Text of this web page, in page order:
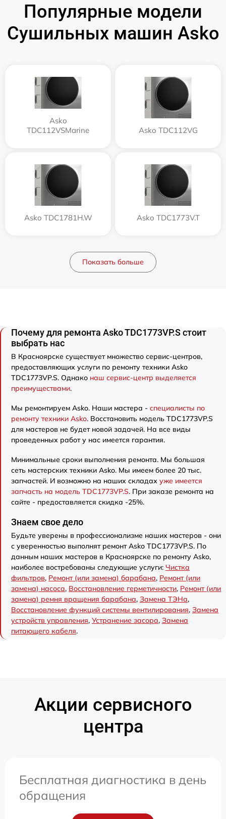
Популярные модели
Сушильных машин Asko
Asko
TDC112VSMarine
Asko TDC112VG
Asko TDC1781H.W Asko TDC1773V.T
Показать больше
Почему для ремонта Asko TDC1773VP.S стоит
выбрать нас
В Красноярске существует множество сервис-центров,
предоставляющих услуги по ремонту техники Asko
TDC1773VP.S. Однако наш сервис-центр выделяется
преимуществами.
Мы ремонтируем Asko. Наши мастера - специалисты по
ремонту техники Asko. Восстановить модель TDC1773VP.S
для мастеров не будет новой задачей. На все виды
проведенных работ у нас имеется гарантия.
Минимальные сроки выполнения ремонта. Мы большая
сеть мастерских техники Asko. Мы имеем более 20 тыс.
запчастей. И возможно на наших складах уже имеется
запчасть на модель TDC1773VP.S. При заказе ремонта на
сайте - предоставляется скидка -25%.
Знаем свое дело
Будьте уверены в профессионализме наших мастеров - они
с уверенностью выполнят ремонт Asko TDC1773VP.S. По
данным наших мастеров в Красноярске по ремонту Asko,
наиболее востребованы следующие услуги: Чистка
фильтров, Ремонт (или замена) барабана, Ремонт (или
замена) насоса, Восстановление герметичности, Ремонт (или
замена) ремня вращения барабана, Замена ТЭНа,
Восстановление функций системы вентилирования, Замена
устройств управления, Устранение засора, Замена
питающего кабеля.
Акции сервисного
центра
Бесплатная диагностика в день
обращения